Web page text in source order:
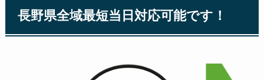
長野県全域最短当日対応可能です！